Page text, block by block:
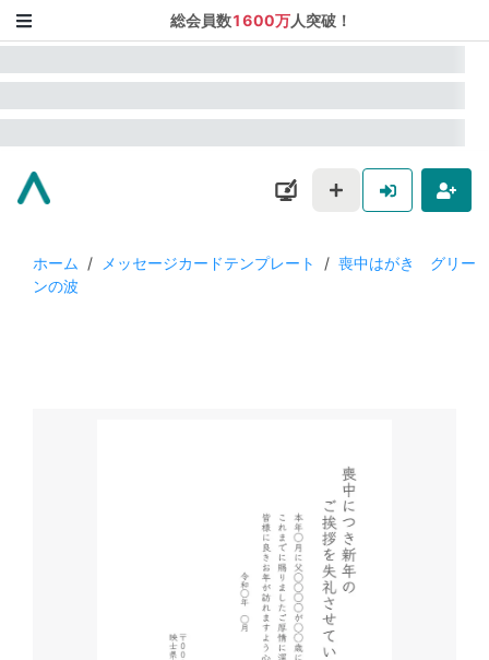
総会員数1600万人突破！
ホーム / メッセージカードテンプレート / 喪中はがき グリー
ンの波